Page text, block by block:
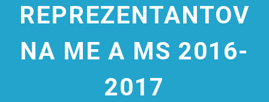
REPREZENTANTOV
NA ME A MS 2016-
2017